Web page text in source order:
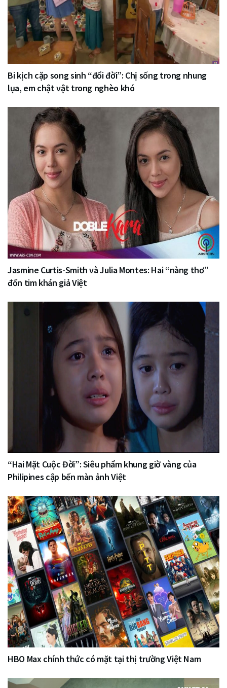
Bi kịch cặp song sinh “đổi đời”: Chị sống trong nhung
lụa, em chật vật trong nghèo khó
Jasmine Curtis-Smith và Julia Montes: Hai “nàng thơ”
đốn tim khán giả Việt
“Hai Mặt Cuộc Đời”: Siêu phẩm khung giờ vàng của
Philipines cập bến màn ảnh Việt
HBO Max chính thức có mặt tại thị trường Việt Nam